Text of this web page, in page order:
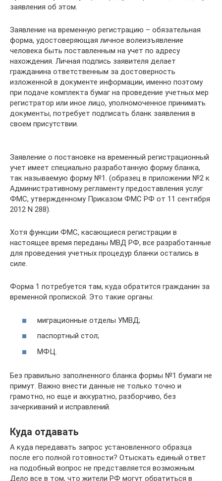
заявления об этом.
Заявление на временную регистрацию – обязательная
форма, удостоверяющая личное волеизъявление
человека быть поставленным на учет по адресу
нахождения. Личная подпись заявителя делает
гражданина ответственным за достоверность
изложенной в документе информации, именно поэтому
при подаче комплекта бумаг на проведение учетных мер
регистратор или иное лицо, уполномоченное принимать
документы, потребует подписать бланк заявления в
своем присутствии.
Заявление о постановке на временный регистрационный
учет имеет специально разработанную форму бланка,
так называемую форму №1. (образец в приложении №2 к
Административному регламенту предоставления услуг
ФМС, утвержденному Приказом ФМС РФ от 11 сентября
2012 N 288).
Хотя функции ФМС, касающиеся регистрации в
настоящее время переданы МВД РФ, все разработанные
для проведения учетных процедур бланки остались в
силе.
Форма 1 потребуется там, куда обратится гражданин за
временной пропиской. Это такие органы:
миграционные отделы УМВД;
паспортный стол;
МФЦ.
Без правильно заполненного бланка формы №1 бумаги не
примут. Важно внести данные не только точно и
грамотно, но еще и аккуратно, разборчиво, без
зачеркиваний и исправлений.
Куда отдавать
А куда передавать запрос установленного образца
после его полной готовности? Отыскать единый ответ
на подобный вопрос не представляется возможным.
Дело все в том, что жители РФ могут обратиться в